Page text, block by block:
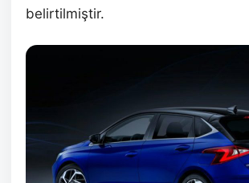
belirtilmiştir.